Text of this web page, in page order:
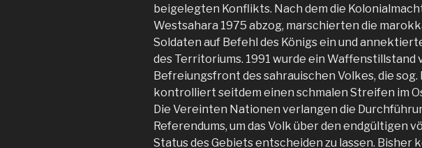
beigelegten Konflikts. Nach dem die
Westsahara 1975 abzog, marschierten die
Soldaten auf Befehl des Königs ein und
des Territoriums. 1991 wurde ein Waffenstillstand
Befreiungsfront des sahrauischen Volkes, die sog.
kontrolliert seitdem einen schmalen Streifen im
Die Vereinten Nationen verlangen die
Referendums, um das Volk über den endgültigen
Status des Gebiets entscheiden zu lassen. Bisher